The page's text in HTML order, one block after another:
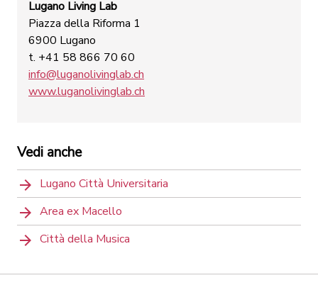
Lugano Living Lab
Piazza della Riforma 1
6900 Lugano
t. +41 58 866 70 60
info@luganolivinglab.ch
www.luganolivinglab.ch
Vedi anche
Lugano Città Universitaria
Area ex Macello
Città della Musica